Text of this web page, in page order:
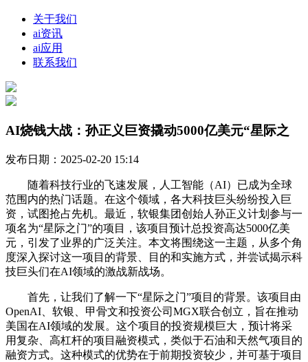
关于我们
ai资讯
ai应用
联系我们
AI烧钱大战：孙正义巨资撬动5000亿美元“星际之
发布日期：2025-02-20 15:14
随着科技行业的飞速发展，人工智能（AI）已成为全球
范围内的热门话题。在这个领域，各大科技巨头纷纷投入巨
资，试图抢占先机。最近，软银集团创始人孙正义计划参与一
项名为“星际之门”的项目，该项目预计总投资高达5000亿美
元，引发了业界的广泛关注。本文将围绕这一主题，从多个角
度深入探讨这一项目的背景、目的和实施方式，并尝试揭示科
技巨头们在AI领域的激战新战场。
首先，让我们了解一下“星际之门”项目的背景。该项目由
OpenAI、软银、甲骨文和投资公司MGX联合创立，旨在推动
美国在AI领域的发展。这个项目的投资规模巨大，预计将采
用复杂、高杠杆的项目融资模式，类似于石油和天然气项目的
融资方式。这种模式的优势在于前期投资较少，并可基于项目